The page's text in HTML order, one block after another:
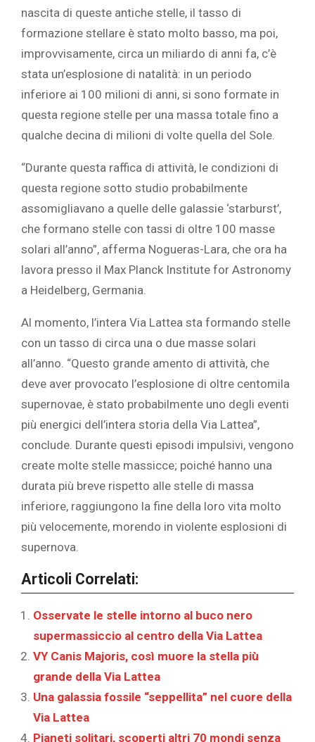
nascita di queste antiche stelle, il tasso di
formazione stellare è stato molto basso, ma poi,
improvvisamente, circa un miliardo di anni fa, c’è
stata un’esplosione di natalità: in un periodo
inferiore ai 100 milioni di anni, si sono formate in
questa regione stelle per una massa totale fino a
qualche decina di milioni di volte quella del Sole.
“Durante questa raffica di attività, le condizioni di
questa regione sotto studio probabilmente
assomigliavano a quelle delle galassie ‘starburst’,
che formano stelle con tassi di oltre 100 masse
solari all’anno”, afferma Nogueras-Lara, che ora ha
lavora presso il Max Planck Institute for Astronomy
a Heidelberg, Germania.
Al momento, l’intera Via Lattea sta formando stelle
con un tasso di circa una o due masse solari
all’anno. “Questo grande amento di attività, che
deve aver provocato l’esplosione di oltre centomila
supernovae, è stato probabilmente uno degli eventi
più energici dell’intera storia della Via Lattea”,
conclude. Durante questi episodi impulsivi, vengono
create molte stelle massicce; poiché hanno una
durata più breve rispetto alle stelle di massa
inferiore, raggiungono la fine della loro vita molto
più velocemente, morendo in violente esplosioni di
supernova.
Articoli Correlati:
Osservate le stelle intorno al buco nero
supermassiccio al centro della Via Lattea
VY Canis Majoris, così muore la stella più
grande della Via Lattea
Una galassia fossile “seppellita” nel cuore della
Via Lattea
Pianeti solitari, scoperti altri 70 mondi senza